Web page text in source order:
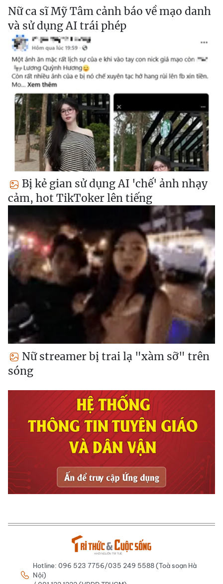
Nữ ca sĩ Mỹ Tâm cảnh báo về mạo danh
và sử dụng AI trái phép
Bị kẻ gian sử dụng AI 'chế' ảnh nhạy
cảm, hot TikToker lên tiếng
Nữ streamer bị trai lạ "xàm sỡ" trên
sóng
Hotline: 096 523 7756/035 249 5588 (Toà soạn Hà
Nội)